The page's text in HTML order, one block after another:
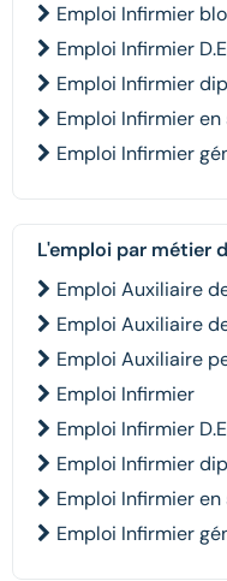
Emploi Infirmier
Emploi Infirmier
Emploi Infirmier
Emploi Infirmier
Emploi Infirmier
L'emploi par métier
Emploi Auxiliaire
Emploi Auxiliaire
Emploi Auxiliaire
Emploi Infirmier
Emploi Infirmier
Emploi Infirmier
Emploi Infirmier
Emploi Infirmier